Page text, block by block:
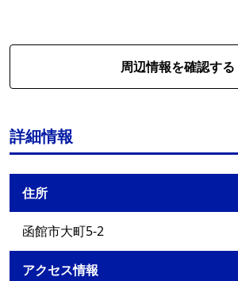
周辺情報を確認する
詳細情報
住所
函館市大町5-2
アクセス情報